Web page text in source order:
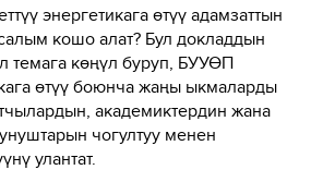
энергетикага өтүү адамзаттын
кошо алат? Бул докладдын
темага көңүл буруп, БУУӨП
өтүү боюнча жаңы ыкмаларды
академиктердин жана
чогултуу менен
улантат.